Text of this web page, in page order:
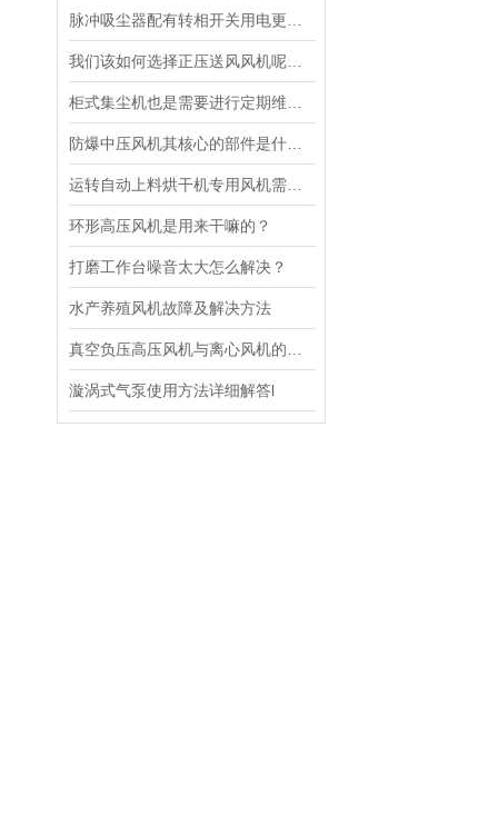
环形高压风机是用来干嘛的？
打磨工作台噪音太大怎么解决？
水产养殖风机故障及解决方法
漩涡式气泵使用方法详细解答l